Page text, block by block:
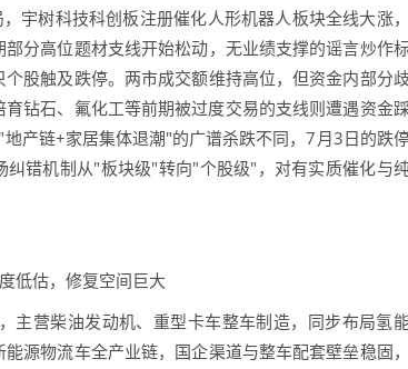
树科技科创板注册催化人形机器人板块全线大涨，
分高位题材支线开始松动，无业绩支撑的谣言炒作
股触及跌停。两市成交额维持高位，但资金内部分
钻石、氟化工等前期被过度交易的支线则遭遇资金
产链+家居集体退潮"的广谱杀跌不同，7月3日的跌
错机制从"板块级"转向"个股级"，对有实质催化与
低估，修复空间巨大
营柴油发动机、重型卡车整车制造，同步布局氢
源物流车全产业链，国企渠道与整车配套壁垒稳固，